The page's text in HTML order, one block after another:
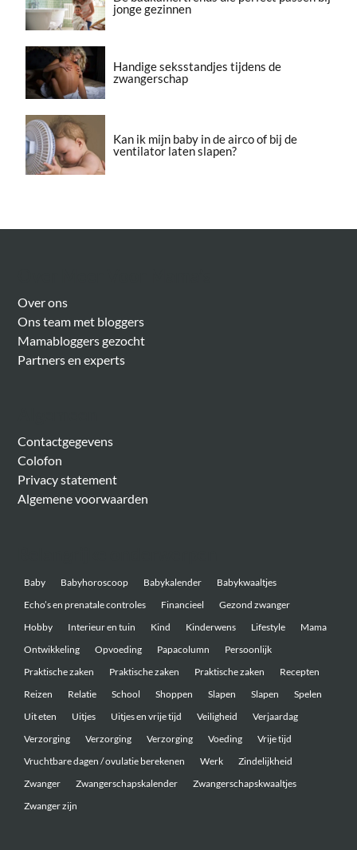
jonge gezinnen
Handige seksstandjes tijdens de
zwangerschap
Kan ik mijn baby in de airco of bij de
ventilator laten slapen?
Over ons
Ons team met bloggers
Mamabloggers gezocht
Partners en experts
Contactgegevens
Colofon
Privacy statement
Algemene voorwaarden
Baby Babyhoroscoop Babykalender
Babykwaaltjes
Echo’s en prenatale controles
Financieel
Gezond zwanger
Hobby
Interieur en tuin Kind Kinderwens Lifestyle
Mama
Ontwikkeling
Opvoeding Papacolumn
Persoonlijk
Praktische zaken
Praktische zaken Praktische zaken
Recepten
Reizen
Relatie School Shoppen Slapen Slapen
Spelen
Uit eten
Uitjes Uitjes en vrije tijd Veiligheid
Verjaardag
Verzorging
Verzorging Verzorging Voeding
Vrije tijd
Vruchtbare dagen / ovulatie berekenen
Werk
Zindelijkheid
Zwanger
Zwangerschapskalender
Zwangerschapskwaaltjes
Zwanger zijn